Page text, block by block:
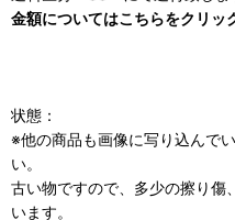
金額についてはこちらをクリッ
状態：
※他の商品も画像に写り込んで
い。
古い物ですので、多少の擦り傷
います。